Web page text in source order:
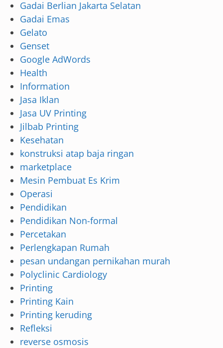
Gadai Berlian Jakarta Selatan
Gadai Emas
Gelato
Genset
Google AdWords
Health
Information
Jasa Iklan
Jasa UV Printing
Jilbab Printing
Kesehatan
konstruksi atap baja ringan
marketplace
Mesin Pembuat Es Krim
Operasi
Pendidikan
Pendidikan Non-formal
Percetakan
Perlengkapan Rumah
pesan undangan pernikahan murah
Polyclinic Cardiology
Printing
Printing Kain
Printing keruding
Refleksi
reverse osmosis